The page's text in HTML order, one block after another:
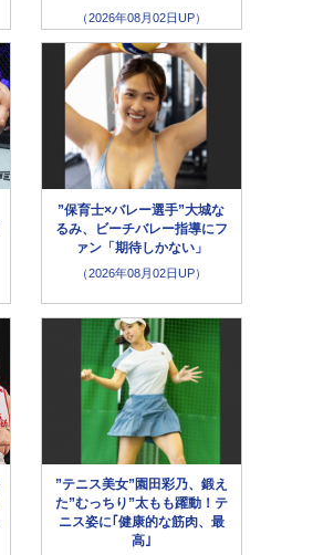
（2026年08月02日UP）
”保育士×バレー選手”大城な
るみ、ビーチバレー指導にフ
ァン「期待しかない」
（2026年08月02日UP）
”テニス美女”園田彩乃、鍛え
た”むっちり”太もも躍動！テ
ニス姿に｢健康的な筋肉、最
高｣